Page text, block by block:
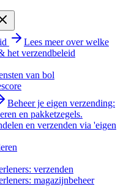
Lees meer over welke
het verzendbeleid
van bol
Beheer je eigen verzending:
en pakketzegels.
en verzenden via 'eigen
verzenden
magazijnbeheer